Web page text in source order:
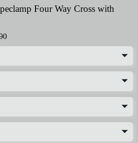
Four Way Cross with